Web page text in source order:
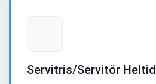
Servitris/Servitör Heltid